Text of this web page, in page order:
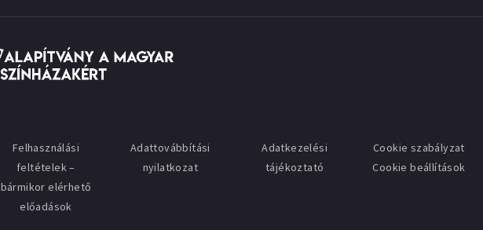
Felhasználási
feltételek –
bármikor elérhető
előadások
Adattovábbítási
nyilatkozat
Adatkezelési
tájékoztató
Cookie szabályzat
Cookie beállítások